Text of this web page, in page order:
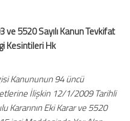
ve 5520 Sayılı Kanun Tevkifat
Kesintileri Hk
Kanununun 94 üncü
İlişkin 12/1/2009 Tarihli
Kararının Eki Karar ve 5520